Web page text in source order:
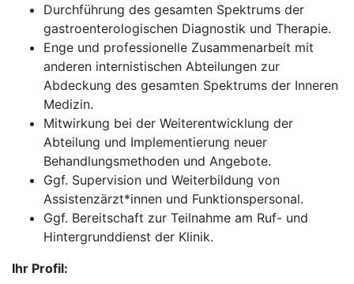
Durchführung des gesamten Spektrums der
gastroenterologischen Diagnostik und Therapie.
Enge und professionelle Zusammenarbeit mit
anderen internistischen Abteilungen zur
Abdeckung des gesamten Spektrums der Inneren
Medizin.
Mitwirkung bei der Weiterentwicklung der
Abteilung und Implementierung neuer
Behandlungsmethoden und Angebote.
Ggf. Supervision und Weiterbildung von
Assistenzärzt*innen und Funktionspersonal.
Ggf. Bereitschaft zur Teilnahme am Ruf- und
Hintergrunddienst der Klinik.
Ihr Profil: